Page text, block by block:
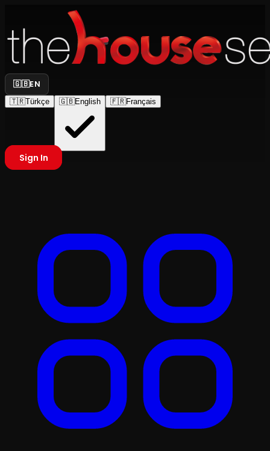
🇬🇧EN
🇹🇷Türkçe 🇬🇧English 🇫🇷Français
Sign In